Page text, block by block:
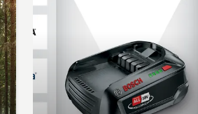
passform, og reduserer
kan arbeide lenger uten å ta
pauser.